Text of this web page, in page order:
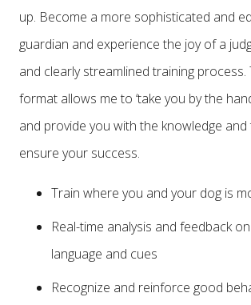
up. Become a more sophisticated and
guardian and experience the joy of a
and clearly streamlined training process.
format allows me to ‘take you by the
and provide you with the knowledge and
ensure your success.
Train where you and your dog is
Real-time analysis and feedback
language and cues
Recognize and reinforce good